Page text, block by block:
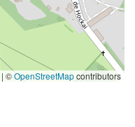
| ©OpenStreetMapcontributors